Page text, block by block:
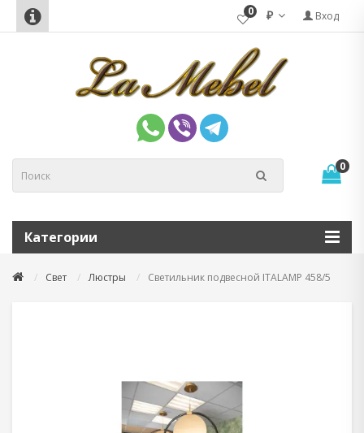
Вход
₽
0
0
Категории
Свет Люстры Светильник подвесной ITALAMP 458/5